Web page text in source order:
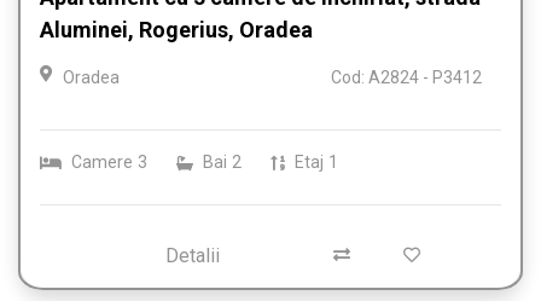
Aluminei, Rogerius, Oradea
Oradea Cod: A2824 - P3412
Camere 3 Bai 2 Etaj 1
Detalii